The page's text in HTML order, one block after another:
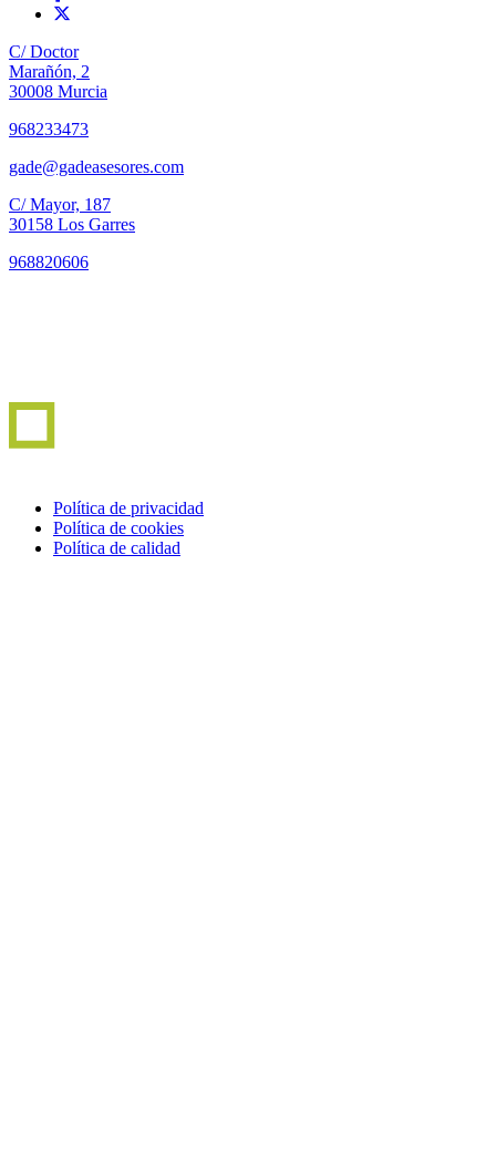
C/ Doctor
Marañón, 2
30008 Murcia
968233473
gade@gadeasesores.com
C/ Mayor, 187
30158 Los Garres
968820606
Política de privacidad
Política de cookies
Política de calidad